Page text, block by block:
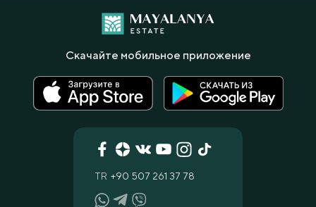
TR +90 507 261 37 78
Скачайте мобильное приложение